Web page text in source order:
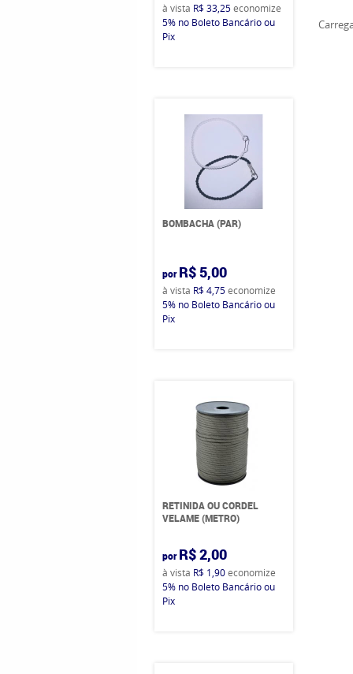
à vista R$ 33,25economize
5% no Boleto Bancário ou
Pix
BOMBACHA (PAR)
por R$ 5,00
à vista R$ 4,75economize
5% no Boleto Bancário ou
Pix
RETINIDA OU CORDEL
VELAME (METRO)
por R$ 2,00
à vista R$ 1,90economize
5% no Boleto Bancário ou
Pix